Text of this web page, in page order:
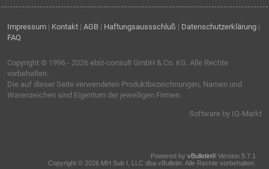
Impressum | Kontakt | AGB | Haftungsaussschluß | Datenschutzerklärung |
FAQ
Copyright © 1996 - 2026 ebiz-consult GmbH & Co. KG. Alle Rechte
vorbehalten.
Die auf dieser Seite verwendeten Produktbezeichnungen, Namen und
Warenzeichen sind Eigentum der jeweiligen Firmen.
Software by IQ-Markt
Powered by vBulletin® Version 5.7.1
Copyright © 2026 MH Sub I, LLC dba vBulletin. Alle Rechte vorbehalten.